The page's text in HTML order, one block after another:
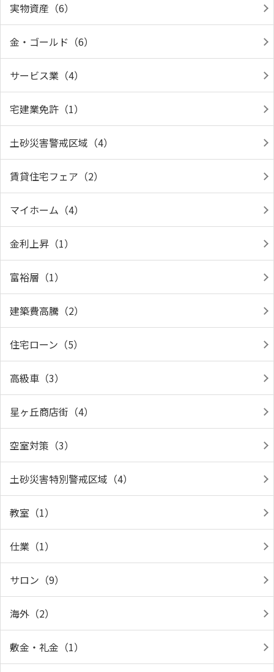
実物資産（6）
金・ゴールド（6）
サービス業（4）
宅建業免許（1）
土砂災害警戒区域（4）
賃貸住宅フェア（2）
マイホーム（4）
金利上昇（1）
富裕層（1）
建築費高騰（2）
住宅ローン（5）
高級車（3）
星ヶ丘商店街（4）
空室対策（3）
土砂災害特別警戒区域（4）
教室（1）
仕業（1）
サロン（9）
海外（2）
敷金・礼金（1）